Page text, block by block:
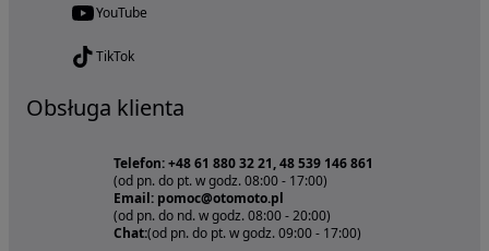
YouTube
TikTok
Obsługa klienta
Telefon: +48 61 880 32 21, 48 539 146 861
(od pn. do pt. w godz. 08:00 - 17:00)
Email: pomoc@otomoto.pl
(od pn. do nd. w godz. 08:00 - 20:00)
Chat:(od pn. do pt. w godz. 09:00 - 17:00)